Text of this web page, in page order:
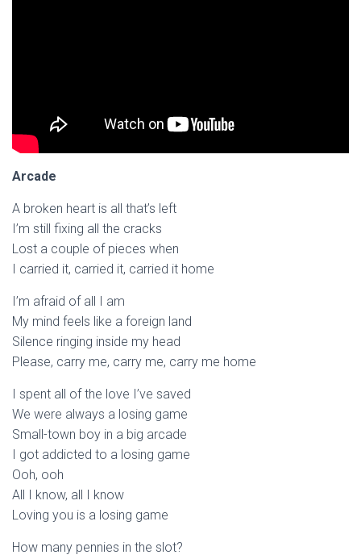
Arcade
A broken heart is all that’s left
I’m still fixing all the cracks
Lost a couple of pieces when
I carried it, carried it, carried it home
I’m afraid of all I am
My mind feels like a foreign land
Silence ringing inside my head
Please, carry me, carry me, carry me home
I spent all of the love I’ve saved
We were always a losing game
Small-town boy in a big arcade
I got addicted to a losing game
Ooh, ooh
All I know, all I know
Loving you is a losing game
How many pennies in the slot?